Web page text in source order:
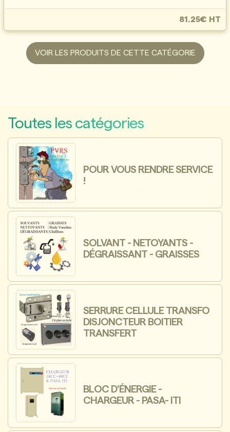
81.25€ HT
VOIR LES PRODUITS DE CETTE CATÉGORIE
Toutes les catégories
POUR VOUS RENDRE SERVICE
!
SOLVANT - NETOYANTS -
DÉGRAISSANT - GRAISSES
SERRURE CELLULE TRANSFO
DISJONCTEUR BOITIER
TRANSFERT
BLOC D'ÉNERGIE -
CHARGEUR - PASA- ITI